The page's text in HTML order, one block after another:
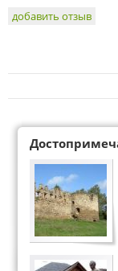
добавить отзыв